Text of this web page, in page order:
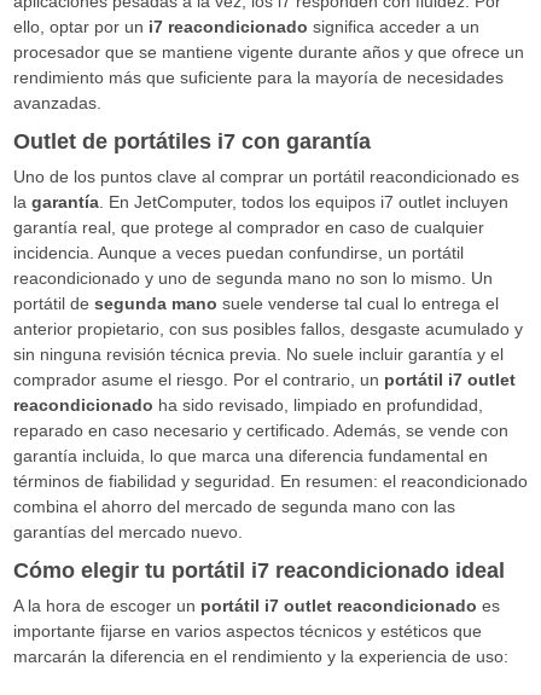
ello, optar por un i7 reacondicionado significa acceder a un
procesador que se mantiene vigente durante años y que ofrece un
rendimiento más que suficiente para la mayoría de necesidades
avanzadas.
Outlet de portátiles i7 con garantía
Uno de los puntos clave al comprar un portátil reacondicionado es
la garantía. En JetComputer, todos los equipos i7 outlet incluyen
garantía real, que protege al comprador en caso de cualquier
incidencia. Aunque a veces puedan confundirse, un portátil
reacondicionado y uno de segunda mano no son lo mismo. Un
portátil de segunda mano suele venderse tal cual lo entrega el
anterior propietario, con sus posibles fallos, desgaste acumulado y
sin ninguna revisión técnica previa. No suele incluir garantía y el
comprador asume el riesgo. Por el contrario, un portátil i7 outlet
reacondicionado ha sido revisado, limpiado en profundidad,
reparado en caso necesario y certificado. Además, se vende con
garantía incluida, lo que marca una diferencia fundamental en
términos de fiabilidad y seguridad. En resumen: el reacondicionado
combina el ahorro del mercado de segunda mano con las
garantías del mercado nuevo.
Cómo elegir tu portátil i7 reacondicionado ideal
A la hora de escoger un portátil i7 outlet reacondicionado es
importante fijarse en varios aspectos técnicos y estéticos que
marcarán la diferencia en el rendimiento y la experiencia de uso: